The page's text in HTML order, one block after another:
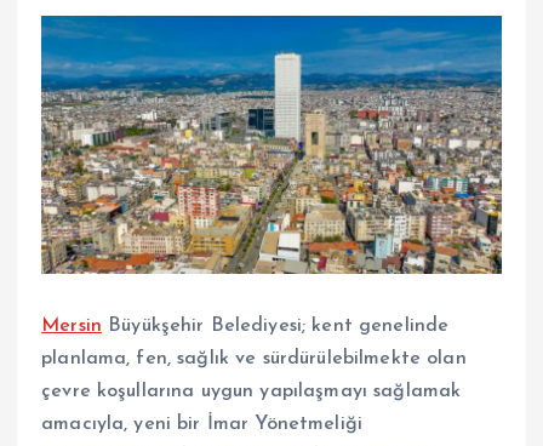
Mersin Büyükşehir Belediyesi; kent genelinde
planlama, fen, sağlık ve sürdürülebilmekte olan
çevre koşullarına uygun yapılaşmayı sağlamak
amacıyla, yeni bir İmar Yönetmeliği